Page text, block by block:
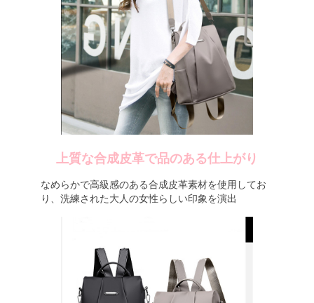
上質な合成皮革で品のある仕上がり
なめらかで高級感のある合成皮革素材を使用してお
り、洗練された大人の女性らしい印象を演出